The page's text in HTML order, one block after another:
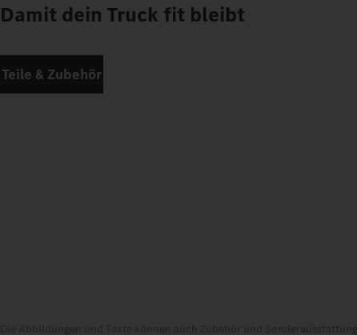
Damit dein Truck fit bleibt
Teile & Zubehör